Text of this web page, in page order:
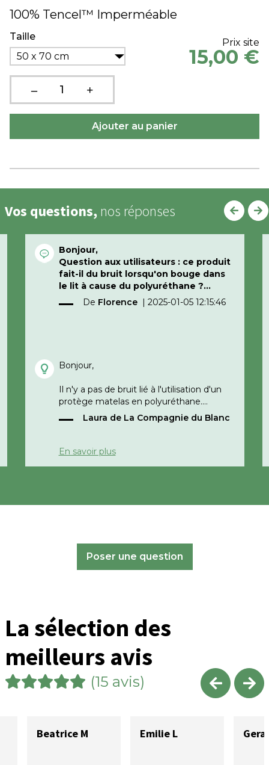
100% Tencel™ Imperméable
Taille
50 x 70 cm
Prix site
15,00 €
Vos questions, nos réponses
Bonjour,
Question aux utilisateurs : ce produit
fait-il du bruit lorsqu'on bouge dans
le lit à cause du polyuréthane ?
De Florence | 2025-01-05 12:15:46
Bonjour,
Il n'y a pas de bruit lié à l'utilisation d'un
protège matelas en polyuréthane.
Bonne journée,
La Compagnie du Blanc
Laura de La Compagnie du Blanc
En savoir plus
Poser une question
La sélection des
meilleurs avis
(15 avis)
Beatrice M Emilie L